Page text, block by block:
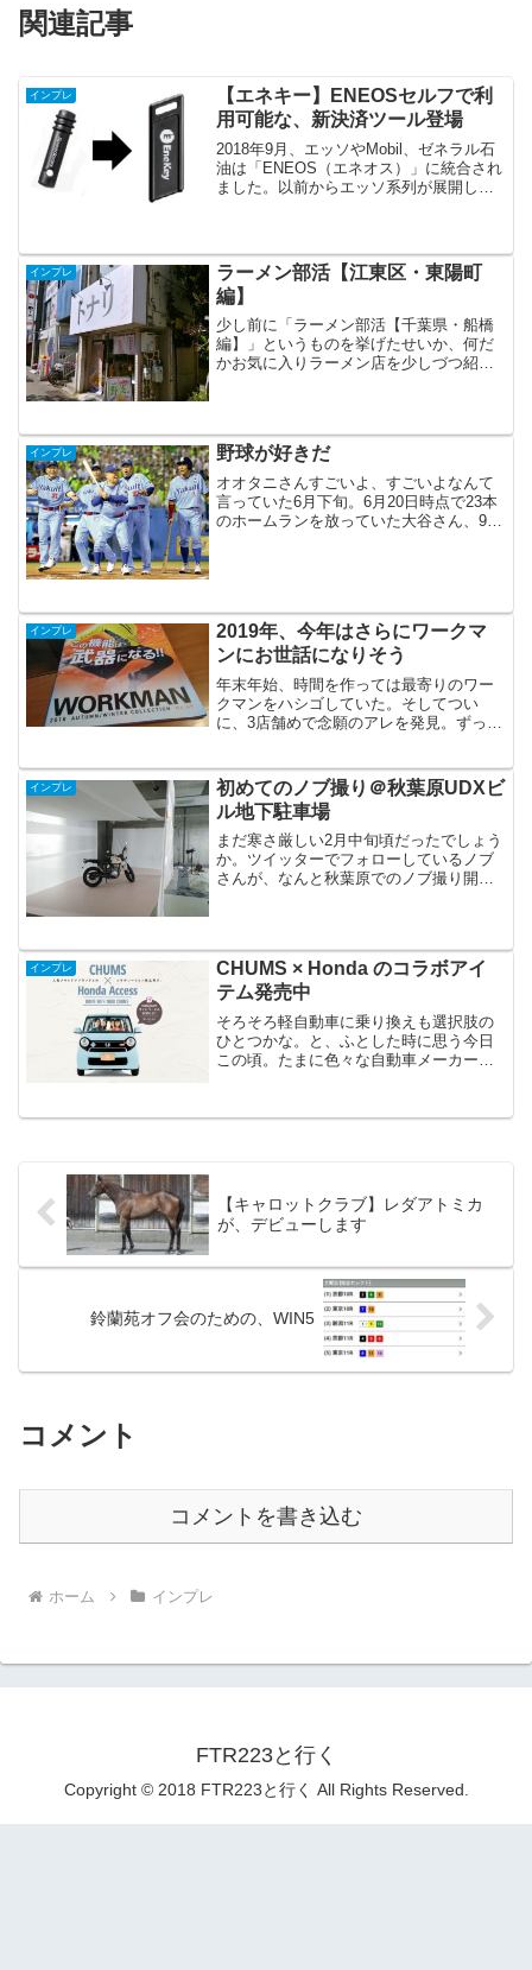
関連記事
インプレ
【エネキー】ENEOSセルフで利
用可能な、新決済ツール登場
2018年9月、エッソやMobil、ゼネラル石
油は「ENEOS（エネオス）」に統合され
ました。以前からエッソ系列が展開して
スはどうな...
インプレ
ラーメン部活【江東区・東陽町
編】
少し前に「ラーメン部活【千葉県・船橋
編】」というものを挙げたせいか、何だ
かお気に入りラーメン店を少しづつ紹介
編にしてみました。ラ...
インプレ 野球が好きだ
オオタニさんすごいよ、すごいよなんて
言っていた6月下旬。6月20日時点で23本
のホームランを放っていた大谷さん、9月
インプレ
2019年、今年はさらにワークマ
ンにお世話になりそう
年末年始、時間を作っては最寄りのワー
クマンをハシゴしていた。そしてつい
に、3店舗めで念願のアレを発見。ずっと
だけ残っていたのです。イメージしてい
る用途は「キャンプでの...
インプレ
初めてのノブ撮り＠秋葉原UDXビ
ル地下駐車場
まだ寒さ厳しい2月中旬頃だったでしょう
か。ツイッターでフォローしているノブ
さんが、なんと秋葉原でのノブ撮り開催
れはFTRを撮ってもら...
インプレ
CHUMS × Honda のコラボアイ
テム発売中
そろそろ軽自動車に乗り換えも選択肢の
ひとつかな。と、ふとした時に思う今日
この頃。たまに色々な自動車メーカーサ
CHUMS ✖ Honda のコラボアイテム、ふ
【キャロットクラブ】レダアトミカ
が、デビューします
鈴蘭苑オフ会のための、WIN5
コメント
コメントを書き込む
ホーム インプレ
FTR223と行く
Copyright © 2018 FTR223と行く All Rights Reserved.